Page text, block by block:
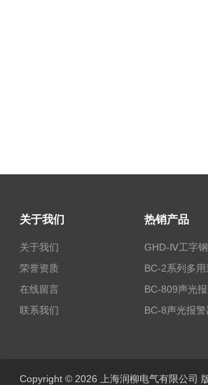
关于我们
关于我们
荣誉资质
在线留言
联系我们
热销产品
GHD-Ⅳ工字
BC-809声光
BC-8声光报警
Copyright © 2026 上海润柳电气有限公司